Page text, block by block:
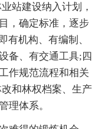
站建设纳入计划，
，确定标准，逐步
有机构、有编制、
备、有交通工具;四
作规范流程和相关
和林权档案、生产
理体系。